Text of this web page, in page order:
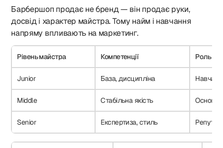
Барбершоп продає не бренд — він продає руки,
досвід і характер майстра. Тому найм і навчання
напряму впливають на маркетинг.
Рівень майстра Компетенції Роль у
Junior База, дисципліна
Middle Стабільна якість
Senior Експертиза, стиль